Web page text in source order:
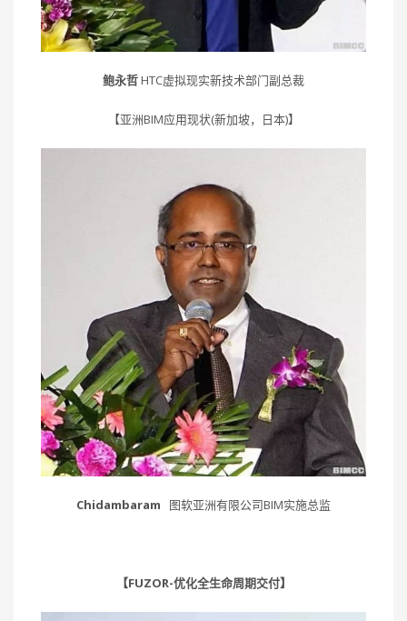
鲍永哲HTC虚拟现实新技术部门副总裁
【亚洲BIM应用现状(新加坡，日本)】
Chidambaram 图软亚洲有限公司BIM实施总监
【FUZOR-优化全生命周期交付】